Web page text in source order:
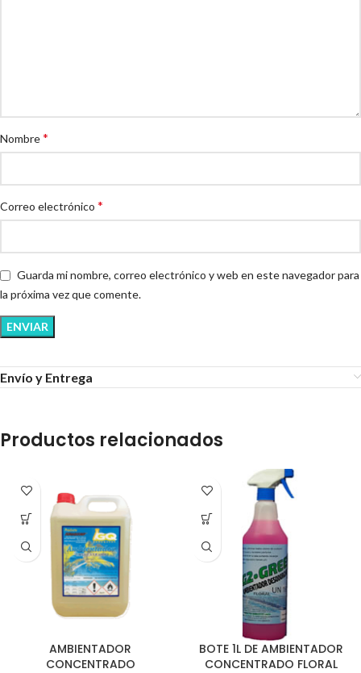
Nombre*
Correo electrónico *
Guarda mi nombre, correo electrónico y web en este navegador para
la próxima vez que comente.
Envío y Entrega
Productos relacionados
AMBIENTADOR
CONCENTRADO
BOTE 1L DE AMBIENTADOR
CONCENTRADO FLORAL